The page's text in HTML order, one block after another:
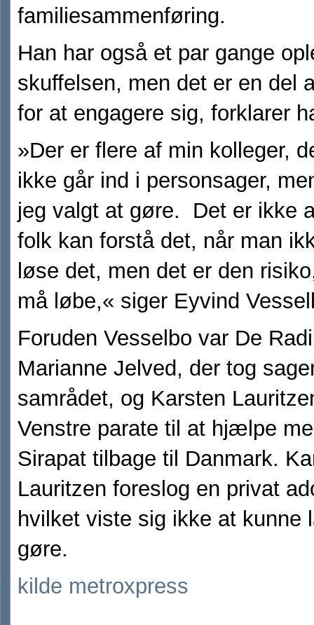
familiesammenføring.
Han har også et par gange
skuffelsen, men det er en del
for at engagere sig, forklarer
»Der er flere af min kolleger,
ikke går ind i personsager,
jeg valgt at gøre. Det er ikke
folk kan forstå det, når man
løse det, men det er den
må løbe,« siger Eyvind
Foruden Vesselbo var De
Marianne Jelved, der tog
samrådet, og Karsten
Venstre parate til at hjælpe
Sirapat tilbage til Danmark.
Lauritzen foreslog en privat
hvilket viste sig ikke at kunne
gøre.
kilde metroxpress